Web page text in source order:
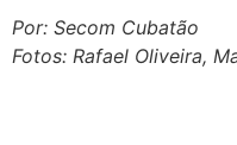
Por: Secom Cubatão
Fotos: Rafael Oliveira,